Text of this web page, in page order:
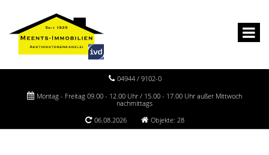
04944 / 9102-0
Montag - Freitag 09.00 - 12.00 Uhr / 15.00 - 17.00 Uhr außer Mittwoch
nachmittags
06.08.2026
Objekte: 28